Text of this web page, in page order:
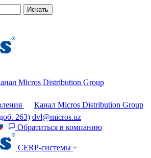
Искать
Micros Distribution Group
Канал Micros Distribution Group
263) dvl@micros.uz
Обратиться в компанию
СERP-системы